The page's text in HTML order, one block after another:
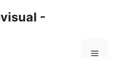
-
Menú